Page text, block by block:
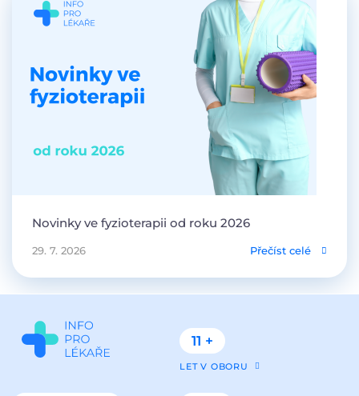
Novinky ve fyzioterapii od roku 2026
29. 7. 2026 Přečíst celé
11 +
LET V OBORU